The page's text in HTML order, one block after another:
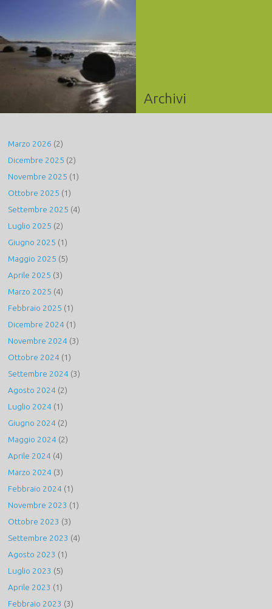
Archivi
Marzo 2026 (2)
Dicembre 2025 (2)
Novembre 2025 (1)
Ottobre 2025 (1)
Settembre 2025 (4)
Luglio 2025 (2)
Giugno 2025 (1)
Maggio 2025 (5)
Aprile 2025 (3)
Marzo 2025 (4)
Febbraio 2025 (1)
Dicembre 2024 (1)
Novembre 2024 (3)
Ottobre 2024 (1)
Settembre 2024 (3)
Agosto 2024 (2)
Luglio 2024 (1)
Giugno 2024 (2)
Maggio 2024 (2)
Aprile 2024 (4)
Marzo 2024 (3)
Febbraio 2024 (1)
Novembre 2023 (1)
Ottobre 2023 (3)
Settembre 2023 (4)
Agosto 2023 (1)
Luglio 2023 (5)
Aprile 2023 (1)
Febbraio 2023 (3)